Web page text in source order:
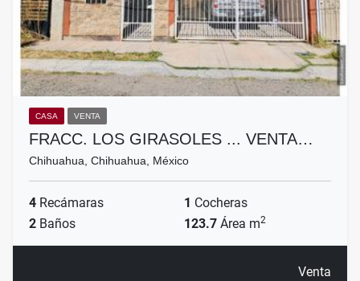
CASA VENTA
FRACC. LOS GIRASOLES ... VENTA…
Chihuahua, Chihuahua, México
4 Recámaras 1 Cocheras
2 Baños 123.7 Área m2
Venta